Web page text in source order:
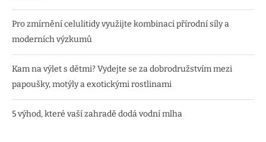
Pro zmírnění celulitidy využijte kombinaci přírodní síly a
moderních výzkumů
Kam na výlet s dětmi? Vydejte se za dobrodružstvím mezi
papoušky, motýly a exotickými rostlinami
5 výhod, které vaší zahradě dodá vodní mlha